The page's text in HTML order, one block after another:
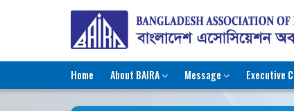
Home About BAIRA Message Executive